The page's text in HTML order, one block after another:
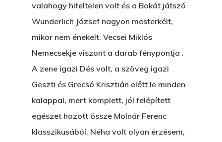
valahogy hiteltelen volt és a Bokát játszó
Wunderlich József nagyon mesterkélt,
mikor nem énekelt. Vecsei Miklós
Nemecsekje viszont a darab fénypontja .
A zene igazi Dés volt, a szöveg igazi
Geszti és Grecsó Krisztián előtt le minden
kalappal, mert komplett, jól felépített
egészet hozott össze Molnár Ferenc
klasszikusából. Néha volt olyan érzésem,